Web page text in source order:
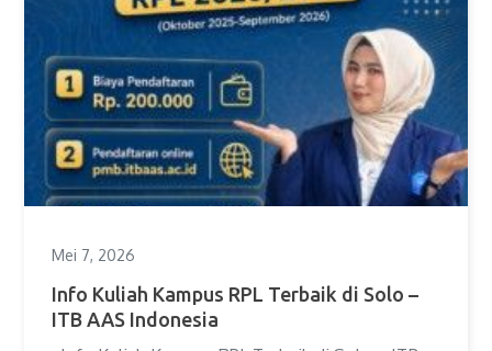
Mei 7, 2026
Info Kuliah Kampus RPL Terbaik di Solo –
ITB AAS Indonesia